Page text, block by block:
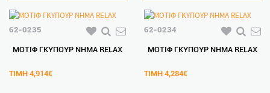
62-0235
ΜΟΤΙΦ ΓΚΥΠΟΥΡ ΝΗΜΑ RELAX
ΤΙΜΗ 4,914€
62-0234
ΜΟΤΙΦ ΓΚΥΠΟΥΡ ΝΗΜΑ RELAX
ΤΙΜΗ 4,284€